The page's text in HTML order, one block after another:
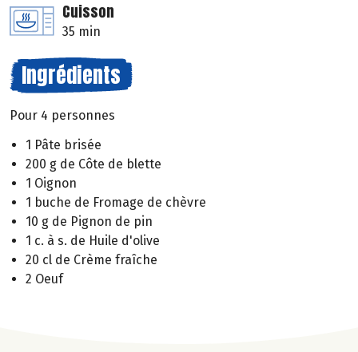
Cuisson
35 min
Ingrédients
Pour 4 personnes
1 Pâte brisée
200 g de Côte de blette
1 Oignon
1 buche de Fromage de chèvre
10 g de Pignon de pin
1 c. à s. de Huile d'olive
20 cl de Crème fraîche
2 Oeuf